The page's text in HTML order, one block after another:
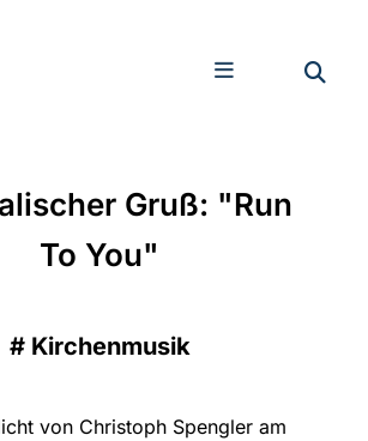
Gruß: "Run
To You"
# Kirchenmusik
von Christoph Spengler am